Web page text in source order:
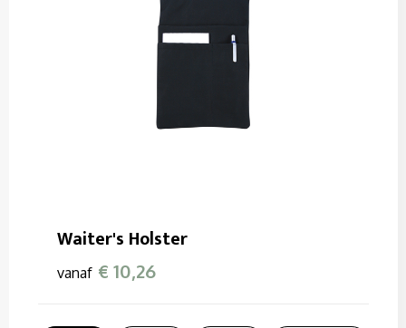
Waiter's Holster
vanaf € 10,26